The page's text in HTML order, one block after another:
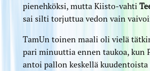
pienehköksi, mutta Kiisto-vahti
sai silti torjuttua vedon vain
TamUn toinen maali oli vielä tätkin
pari minuuttia ennen taukoa, kun
antoi pallon keskellä kuudentoista